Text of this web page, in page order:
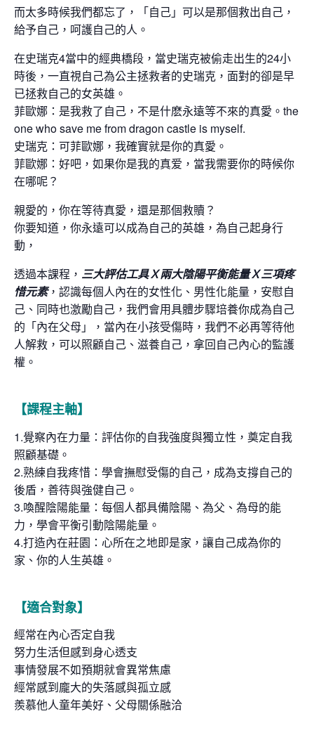
而太多時候我們都忘了，「自己」可以是那個救出自己，
給予自己，呵護自己的人。
在史瑞克4當中的經典橋段，當史瑞克被偷走出生的24小
時後，一直視自己為公主拯救者的史瑞克，面對的卻是早
已拯救自己的女英雄。
菲歐娜：是我救了自己，不是什麽永遠等不來的真愛。the
one who save me from dragon castle is myself.
史瑞克：可菲歐娜，我確實就是你的真愛。
菲歐娜：好吧，如果你是我的真爱，當我需要你的時候你
在哪呢？
親愛的，你在等待真愛，還是那個救贖？
你要知道，你永遠可以成為自己的英雄，為自己起身行
動，
透過本課程， 三大評估工具Ｘ兩大陰陽平衡能量Ｘ三項疼
惜元素，認識每個人內在的女性化、男性化能量，安慰自
己、同時也激勵自己，我們會用具體步驟培養你成為自己
的「內在父母」，當內在小孩受傷時，我們不必再等待他
人解救，可以照顧自己、滋養自己，拿回自己內心的監護
權。
【課程主軸】
1.覺察內在力量：評估你的自我強度與獨立性，奠定自我
照顧基礎。
2.熟練自我疼惜：學會撫慰受傷的自己，成為支撐自己的
後盾，善待與強健自己。
3.喚醒陰陽能量：每個人都具備陰陽、為父、為母的能
力，學會平衡引動陰陽能量。
4.打造內在莊園：心所在之地即是家，讓自己成為你的
家、你的人生英雄。
【適合對象】
經常在內心否定自我
努力生活但感到身心透支
事情發展不如預期就會異常焦慮
經常感到龐大的失落感與孤立感
羨慕他人童年美好、父母關係融洽